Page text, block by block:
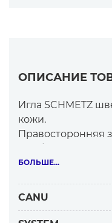
ОПИСАНИЕ
Игла SCHMETZ
кожи.
Правосторонняя
точная.
Назначение:
БОЛЬШЕ...
CANU